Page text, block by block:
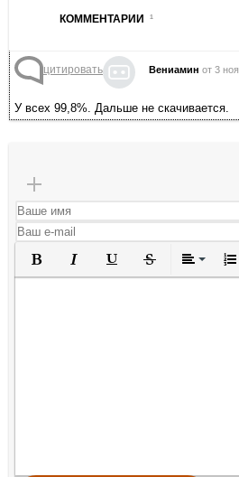
КОММЕНТАРИИ 1
цитировать Вениамин от 3
У всех 99,8%. Дальше не скачивается.
Полужирный
КурсивПодчеркнутый
Зачеркнутый